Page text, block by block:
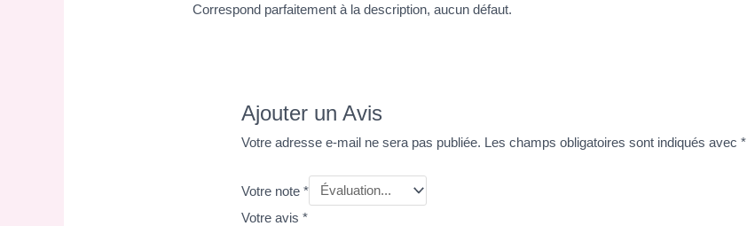
Correspond parfaitement à la description, aucun défaut.
Ajouter un Avis
Votre adresse e-mail ne sera pas publiée. Les champs obligatoires sont indiqués avec*
Votre note*
Votre avis*